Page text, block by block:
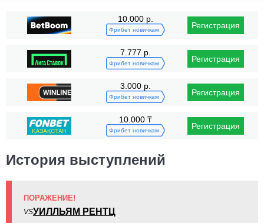
Победы
KO/TKO
РЕШ
САБ
Поражения
KO/TKO
2(100%)
10.000 р.
Фрибет новичкам Регистрация
7.777 р.
Фрибет новичкам Регистрация
3.000 р.
Фрибет новичкам Регистрация
10.000 ₸
Фрибет новичкам Регистрация
История выступлений
ПОРАЖЕНИЕ!
VSУИЛЛЬЯМ РЕНТЦ